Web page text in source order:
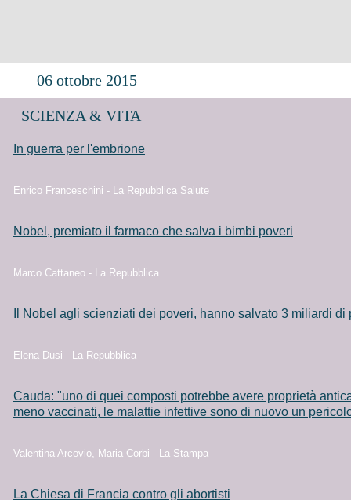
06 ottobre 2015
SCIENZA & VITA
In guerra per l'embrione
Enrico Franceschini - La Repubblica Salute
Nobel, premiato il farmaco che salva i bimbi poveri
Marco Cattaneo - La Repubblica
Il Nobel agli scienziati dei poveri, hanno salvato 3 miliardi di
Elena Dusi - La Repubblica
Cauda: "uno di quei composti potrebbe avere proprietà
meno vaccinati, le malattie infettive sono di nuovo un
Valentina Arcovio, Maria Corbi - La Stampa
La Chiesa di Francia contro gli abortisti